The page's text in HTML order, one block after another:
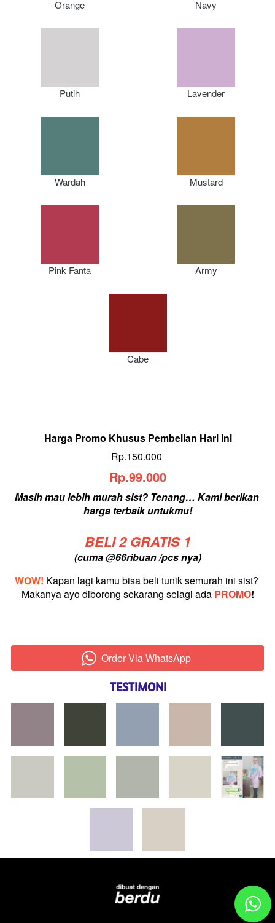
Orange Navy
Putih Lavender
Wardah Mustard
Pink Fanta Army
Cabe
Harga Promo Khusus Pembelian Hari Ini
Rp.150.000
Rp.99.000
Masih mau lebih murah sist? Tenang… Kami berikan
harga terbaik untukmu!
BELI 2 GRATIS 1
(cuma @66ribuan /pcs nya)
WOW! Kapan lagi kamu bisa beli tunik semurah ini sist?
Makanya ayo diborong sekarang selagi ada PROMO!
` Order Via WhatsApp
TESTIMONI